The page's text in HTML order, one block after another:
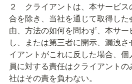
２　クライアントは、本サービ
合を除き、当社を通じて取得し
由、方法の如何を問わず、本サ
し、または第三者に開示、漏洩
イアントがこれに反した場合、
員に対する責任はクライアント
社はその責を負わない。